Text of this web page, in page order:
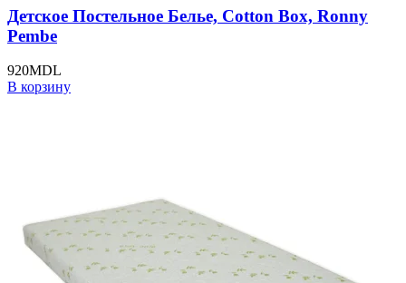
Детское Постельное Белье, Cotton Box, Ronny
Pembe
920MDL
В корзину